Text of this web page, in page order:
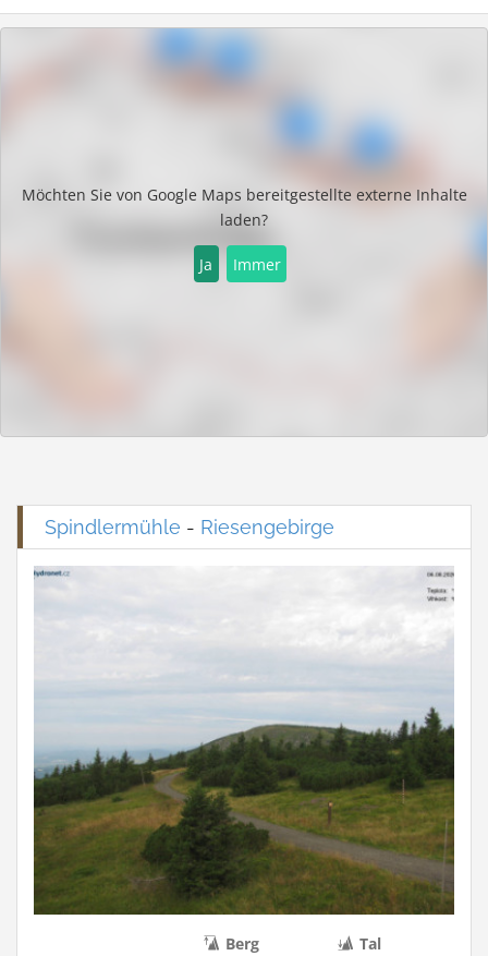
Möchten Sie von Google Maps bereitgestellte externe Inhalte
laden?
Ja Immer
Spindlermühle - Riesengebirge
Berg
Tal